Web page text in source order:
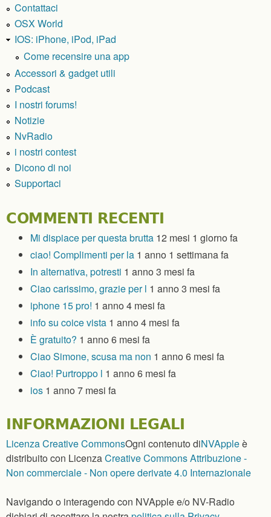
Contattaci
OSX World
IOS: iPhone, iPod, iPad
Come recensire una app
Accessori & gadget utili
Podcast
I nostri forums!
Notizie
NvRadio
i nostri contest
Dicono di noi
Supportaci
COMMENTI RECENTI
Mi dispiace per questa brutta 12 mesi 1 giorno fa
ciao! Complimenti per la 1 anno 1 settimana fa
In alternativa, potresti 1 anno 3 mesi fa
Ciao carissimo, grazie per l 1 anno 3 mesi fa
iphone 15 pro! 1 anno 4 mesi fa
info su coice vista 1 anno 4 mesi fa
È gratuito? 1 anno 6 mesi fa
Ciao Simone, scusa ma non 1 anno 6 mesi fa
Ciao! Purtroppo l 1 anno 6 mesi fa
ios 1 anno 7 mesi fa
INFORMAZIONI LEGALI
Licenza Creative CommonsOgni contenuto diNVAppleè
distribuito con LicenzaCreative Commons Attribuzione -
Non commerciale - Non opere derivate 4.0 Internazionale
Navigando o interagendo con NVApple e/o NV-Radio